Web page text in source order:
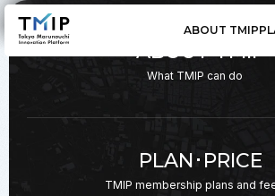
ABOUT TMIP
ABOUT TMIP
What TMIP can do
PLAN･PRICE
TMIP membership plans and